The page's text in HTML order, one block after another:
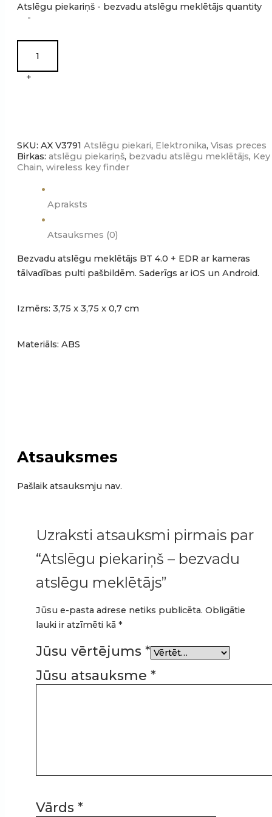
Atslēgu piekariņš - bezvadu atslēgu meklētājs quantity
-
+
SKU: AX V3791 Atslēgu piekari, Elektronika, Visas preces
Birkas: atslēgu piekariņš, bezvadu atslēgu meklētājs, Key
Chain, wireless key finder
Apraksts
Atsauksmes (0)
Bezvadu atslēgu meklētājs BT 4.0 + EDR ar kameras
tālvadības pulti pašbildēm. Saderīgs ar iOS un Android.
Izmērs: 3,75 x 3,75 x 0,7 cm
Materiāls: ABS
Atsauksmes
Pašlaik atsauksmju nav.
Uzraksti atsauksmi pirmais par
“Atslēgu piekariņš – bezvadu
atslēgu meklētājs”
Jūsu e-pasta adrese netiks publicēta. Obligātie
lauki ir atzīmēti kā*
Jūsu vērtējums*
Jūsu atsauksme*
Vārds*